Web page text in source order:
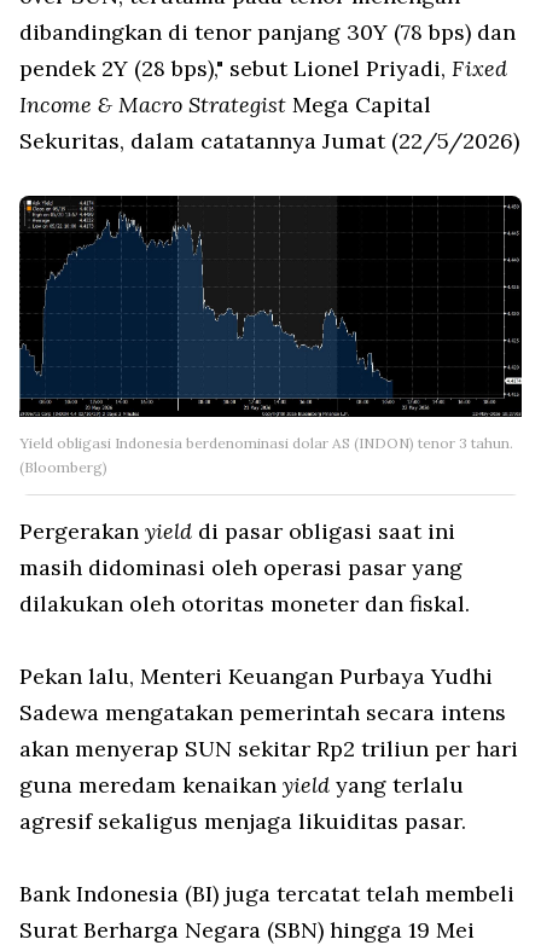
dibandingkan di tenor panjang 30Y (78 bps) dan
pendek 2Y (28 bps)," sebut Lionel Priyadi, Fixed
Income & Macro Strategist Mega Capital
Sekuritas, dalam catatannya Jumat (22/5/2026)
Yield obligasi Indonesia berdenominasi dolar AS (INDON) tenor 3 tahun.
(Bloomberg)
Pergerakan yield di pasar obligasi saat ini
masih didominasi oleh operasi pasar yang
dilakukan oleh otoritas moneter dan fiskal.
Pekan lalu, Menteri Keuangan Purbaya Yudhi
Sadewa mengatakan pemerintah secara intens
akan menyerap SUN sekitar Rp2 triliun per hari
guna meredam kenaikan yield yang terlalu
agresif sekaligus menjaga likuiditas pasar.
Bank Indonesia (BI) juga tercatat telah membeli
Surat Berharga Negara (SBN) hingga 19 Mei